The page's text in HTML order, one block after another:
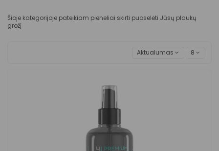
Šioje kategorijoje pateikiam pieneliai skirti puoselėti Jūsų plaukų
grožį
Aktualumas 8